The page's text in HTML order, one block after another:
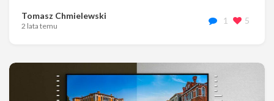
Tomasz Chmielewski
2 lata temu
1 5